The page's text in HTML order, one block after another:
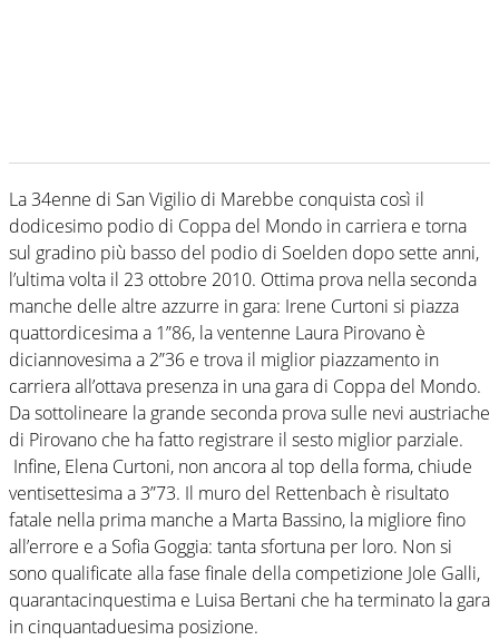
La 34enne di San Vigilio di Marebbe conquista così il
dodicesimo podio di Coppa del Mondo in carriera e torna
sul gradino più basso del podio di Soelden dopo sette anni,
l’ultima volta il 23 ottobre 2010. Ottima prova nella seconda
manche delle altre azzurre in gara: Irene Curtoni si piazza
quattordicesima a 1”86, la ventenne Laura Pirovano è
diciannovesima a 2”36 e trova il miglior piazzamento in
carriera all’ottava presenza in una gara di Coppa del Mondo.
Da sottolineare la grande seconda prova sulle nevi austriache
di Pirovano che ha fatto registrare il sesto miglior parziale.
Infine, Elena Curtoni, non ancora al top della forma, chiude
ventisettesima a 3”73. Il muro del Rettenbach è risultato
fatale nella prima manche a Marta Bassino, la migliore fino
all’errore e a Sofia Goggia: tanta sfortuna per loro. Non si
sono qualificate alla fase finale della competizione Jole Galli,
quarantacinquestima e Luisa Bertani che ha terminato la gara
in cinquantaduesima posizione.